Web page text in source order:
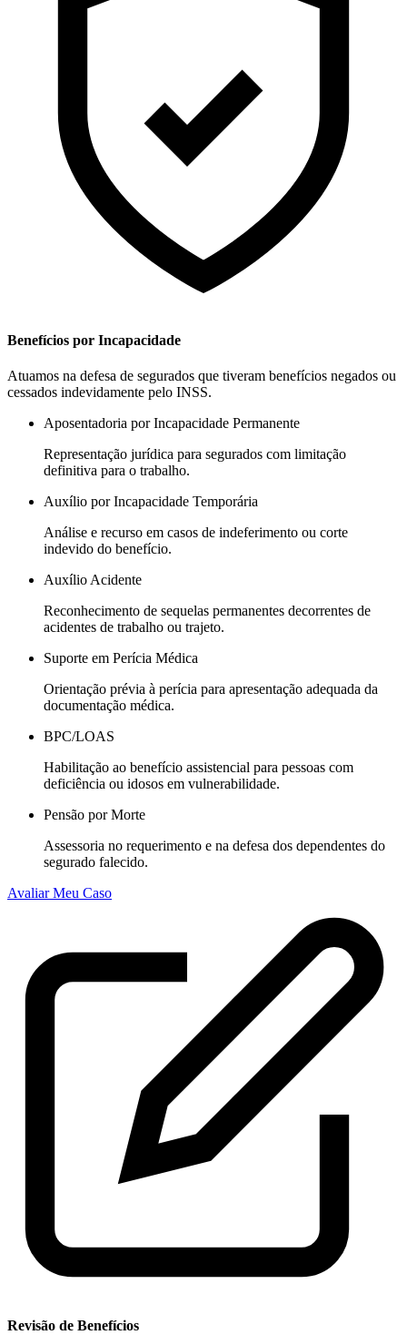
Benefícios por Incapacidade
Atuamos na defesa de segurados que tiveram benefícios negados ou
cessados indevidamente pelo INSS.
Aposentadoria por Incapacidade Permanente
Representação jurídica para segurados com limitação
definitiva para o trabalho.
Auxílio por Incapacidade Temporária
Análise e recurso em casos de indeferimento ou corte
indevido do benefício.
Auxílio Acidente
Reconhecimento de sequelas permanentes decorrentes de
acidentes de trabalho ou trajeto.
Suporte em Perícia Médica
Orientação prévia à perícia para apresentação adequada da
documentação médica.
BPC/LOAS
Habilitação ao benefício assistencial para pessoas com
deficiência ou idosos em vulnerabilidade.
Pensão por Morte
Assessoria no requerimento e na defesa dos dependentes do
segurado falecido.
Avaliar Meu Caso
Revisão de Benefícios